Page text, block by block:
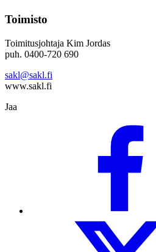
Toimisto
Toimitusjohtaja Kim Jordas
puh. 0400-720 690
sakl@sakl.fi
www.sakl.fi
Jaa